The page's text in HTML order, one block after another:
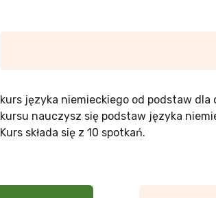
kurs języka niemieckiego od podstaw
kursu nauczysz się podstaw języka
Kurs składa się z 10 spotkań.